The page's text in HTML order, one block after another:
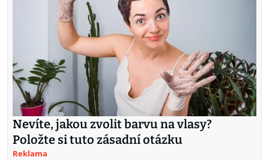
Nevíte, jakou zvolit barvu na vlasy?
Položte si tuto zásadní otázku
Reklama